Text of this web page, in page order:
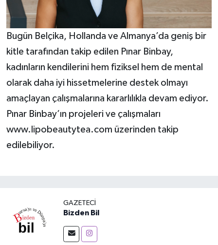
Bugün Belçika, Hollanda ve Almanya’da geniş bir
kitle tarafından takip edilen Pınar Binbay,
kadınların kendilerini hem fiziksel hem de mental
olarak daha iyi hissetmelerine destek olmayı
amaçlayan çalışmalarına kararlılıkla devam ediyor.
Pınar Binbay’ın projeleri ve çalışmaları
www.lipobeautytea.com üzerinden takip
edilebiliyor.
GAZETECI
Bizden Bil